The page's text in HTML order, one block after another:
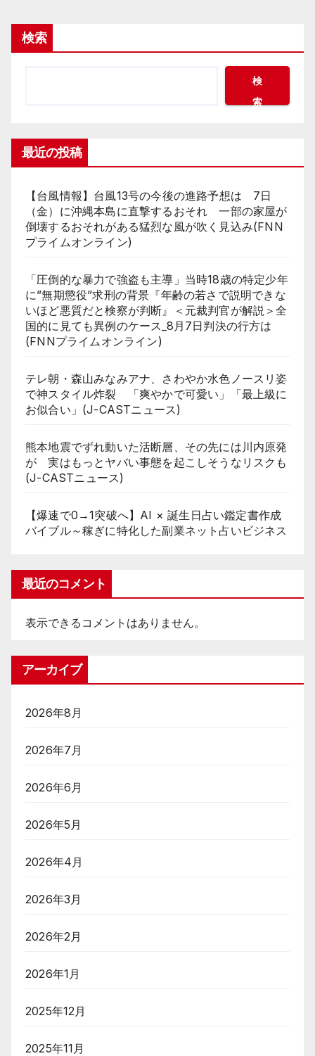
検索
検
索
最近の投稿
【台風情報】台風13号の今後の進路予想は 7日
（金）に沖縄本島に直撃するおそれ 一部の家屋が
倒壊するおそれがある猛烈な風が吹く見込み(FNN
プライムオンライン)
「圧倒的な暴力で強盗も主導」当時18歳の特定少年
に”無期懲役”求刑の背景『年齢の若さで説明できな
いほど悪質だと検察が判断』＜元裁判官が解説＞全
国的に見ても異例のケース_8月7日判決の行方は
(FNNプライムオンライン)
テレ朝・森山みなみアナ、さわやか水色ノースリ姿
で神スタイル炸裂 「爽やかで可愛い」「最上級に
お似合い」(J-CASTニュース)
熊本地震でずれ動いた活断層、その先には川内原発
が 実はもっとヤバい事態を起こしそうなリスクも
(J-CASTニュース)
【爆速で0→1突破へ】AI × 誕生日占い鑑定書作成
バイブル～稼ぎに特化した副業ネット占いビジネス
最近のコメント
表示できるコメントはありません。
アーカイブ
2026年8月
2026年7月
2026年6月
2026年5月
2026年4月
2026年3月
2026年2月
2026年1月
2025年12月
2025年11月